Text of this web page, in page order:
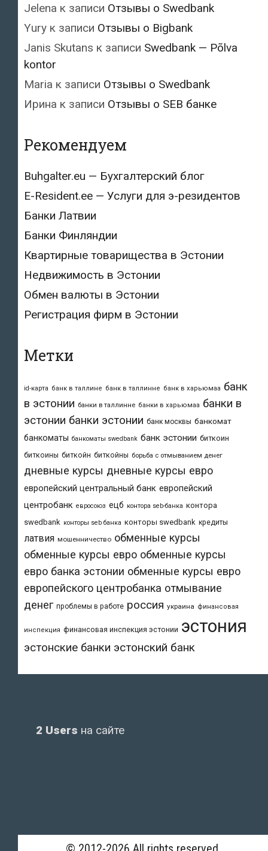
Jelena к записи Отзывы о Swedbank
Yury к записи Отзывы о Bigbank
Janis Skutans к записи Swedbank — Põlva
kontor
Maria к записи Отзывы о Swedbank
Ирина к записи Отзывы о SEB банке
Рекомендуем
Buhgalter.eu — Бухгалтерский блог
E-Resident.ee — Услуги для э-резидентов
Банки Латвии
Банки Финляндии
Квартирные товарищества в Эстонии
Недвижимость в Эстонии
Обмен валюты в Эстонии
Регистрация фирм в Эстонии
Метки
id-карта банк в таллине банк в таллинне банк в харьюмаа банк
в эстонии банки в таллинне банки в харьюмаа банки в
эстонии банки эстонии банк москвы банкомат
банкоматы банкоматы swedbank банк эстонии биткоин
биткоины биткойн биткойны борьба с отмыванием денег
дневные курсы дневные курсы евро
европейский центральный банк европейский
центробанк евросоюз ецб контора seb-банка контора
swedbank конторы seb банка конторы swedbank кредиты
латвия мошенничество обменные курсы
обменные курсы евро обменные курсы
евро банка эстонии обменные курсы евро
европейского центробанка отмывание
денег проблемы в работе россия украина финансовая
инспекция финансовая инспекция эстонии эстония
эстонские банки эстонский банк
2 Users на сайте